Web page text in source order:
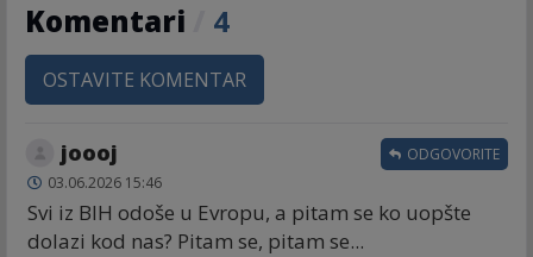
Komentari 4
OSTAVITE KOMENTAR
joooj
03.06.2026 15:46
Svi iz BIH odoše u Evropu, a pitam se ko uopšte
dolazi kod nas? Pitam se, pitam se...
ODGOVORITE